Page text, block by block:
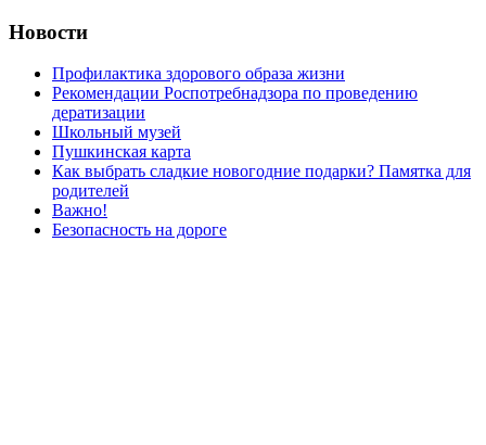
Новости
Профилактика здорового образа жизни
Рекомендации Роспотребнадзора по проведению
дератизации
Школьный музей
Пушкинская карта
Как выбрать сладкие новогодние подарки? Памятка для
родителей
Важно!
Безопасность на дороге